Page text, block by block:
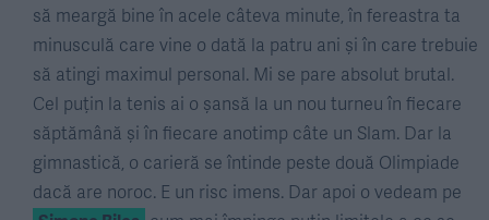
să meargă bine în acele câteva minute, în fereastra ta
minusculă care vine o dată la patru ani și în care trebuie
să atingi maximul personal. Mi se pare absolut brutal.
Cel puțin la tenis ai o șansă la un nou turneu în fiecare
săptămână și în fiecare anotimp câte un Slam. Dar la
gimnastică, o carieră se întinde peste două Olimpiade
dacă are noroc. E un risc imens. Dar apoi o vedeam pe